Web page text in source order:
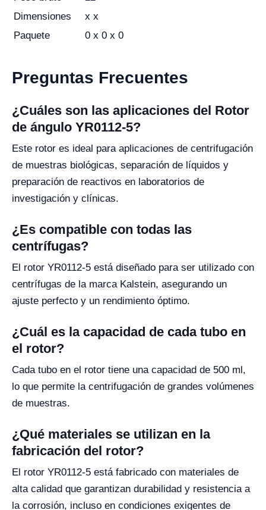
Dimensiones
x x
Paquete
0 x 0 x 0
Preguntas Frecuentes
¿Cuáles son las aplicaciones del Rotor
de ángulo YR0112-5?
Este rotor es ideal para aplicaciones de centrifugación
de muestras biológicas, separación de líquidos y
preparación de reactivos en laboratorios de
investigación y clínicas.
¿Es compatible con todas las
centrífugas?
El rotor YR0112-5 está diseñado para ser utilizado con
centrífugas de la marca Kalstein, asegurando un
ajuste perfecto y un rendimiento óptimo.
¿Cuál es la capacidad de cada tubo en
el rotor?
Cada tubo en el rotor tiene una capacidad de 500 ml,
lo que permite la centrifugación de grandes volúmenes
de muestras.
¿Qué materiales se utilizan en la
fabricación del rotor?
El rotor YR0112-5 está fabricado con materiales de
alta calidad que garantizan durabilidad y resistencia a
la corrosión, incluso en condiciones exigentes de